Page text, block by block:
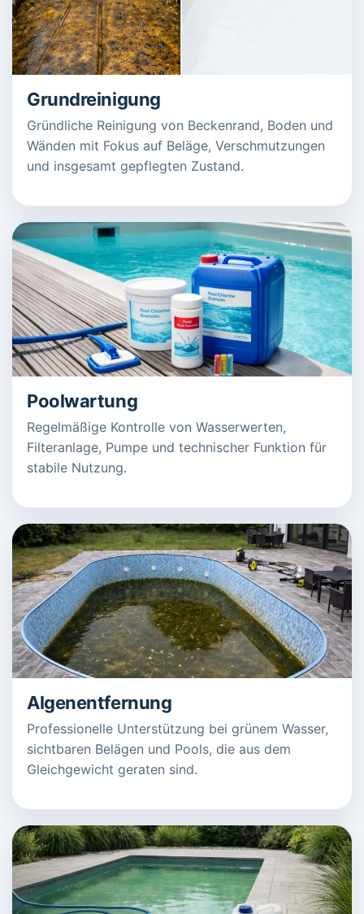
Grundreinigung
Gründliche Reinigung von Beckenrand, Boden und
Wänden mit Fokus auf Beläge, Verschmutzungen
und insgesamt gepflegten Zustand.
Poolwartung
Regelmäßige Kontrolle von Wasserwerten,
Filteranlage, Pumpe und technischer Funktion für
stabile Nutzung.
Algenentfernung
Professionelle Unterstützung bei grünem Wasser,
sichtbaren Belägen und Pools, die aus dem
Gleichgewicht geraten sind.